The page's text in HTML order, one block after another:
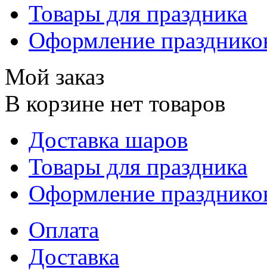
Товары для праздника
Оформление
Мой заказ
В корзине нет товаров
Доставка шаров
Товары для праздника
Оформление
Оплата
Доставка